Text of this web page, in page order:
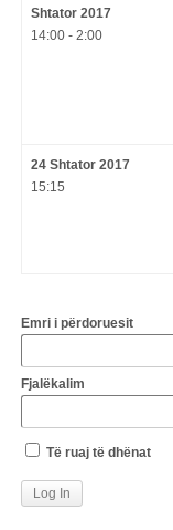
Shtator 2017
14:00 - 2:00
24 Shtator 2017
15:15
Emri i përdoruesit
Fjalëkalim
Të ruaj të dhënat